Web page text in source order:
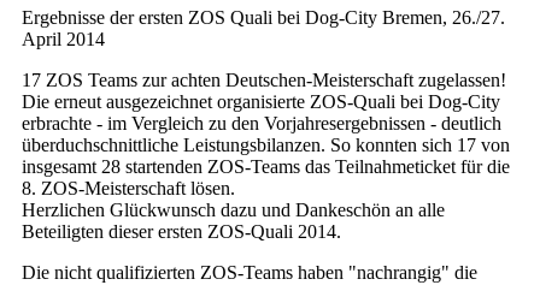
Ergebnisse der ersten ZOS Quali bei Dog-City Bremen, 26./27.
April 2014
17 ZOS Teams zur achten Deutschen-Meisterschaft zugelassen!
Die erneut ausgezeichnet organisierte ZOS-Quali bei Dog-City
erbrachte - im Vergleich zu den Vorjahresergebnissen - deutlich
überduchschnittliche Leistungsbilanzen. So konnten sich 17 von
insgesamt 28 startenden ZOS-Teams das Teilnahmeticket für die
8. ZOS-Meisterschaft lösen.
Herzlichen Glückwunsch dazu und Dankeschön an alle
Beteiligten dieser ersten ZOS-Quali 2014.
Die nicht qualifizierten ZOS-Teams haben "nachrangig" die